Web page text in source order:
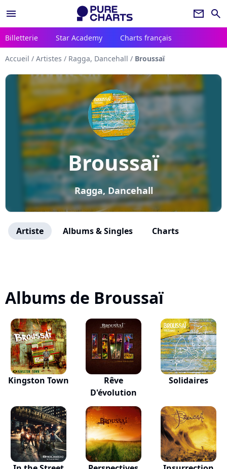
menu newsletter search
Billetterie Star Academy Charts français
Accueil / Artistes / Ragga, Dancehall / Broussaï
Broussaï
Ragga, Dancehall
Artiste Albums & Singles Charts
Albums de Broussaï
Kingston Town
Rêve
D'évolution
Solidaires